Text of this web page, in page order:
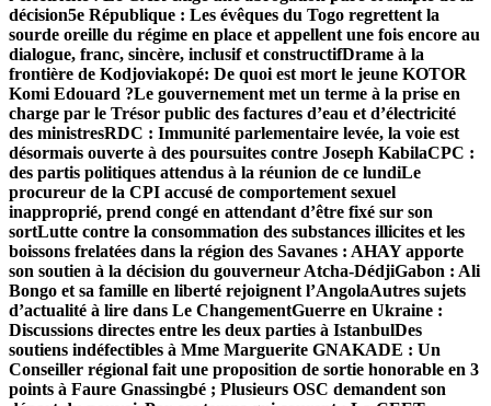
décision5e République : Les évêques du Togo regrettent la
sourde oreille du régime en place et appellent une fois encore au
dialogue, franc, sincère, inclusif et constructifDrame à la
frontière de Kodjoviakopé: De quoi est mort le jeune KOTOR
Komi Edouard ?Le gouvernement met un terme à la prise en
charge par le Trésor public des factures d’eau et d’électricité
des ministresRDC : Immunité parlementaire levée, la voie est
désormais ouverte à des poursuites contre Joseph KabilaCPC :
des partis politiques attendus à la réunion de ce lundiLe
procureur de la CPI accusé de comportement sexuel
inapproprié, prend congé en attendant d’être fixé sur son
sortLutte contre la consommation des substances illicites et les
boissons frelatées dans la région des Savanes : AHAY apporte
son soutien à la décision du gouverneur Atcha-DédjiGabon : Ali
Bongo et sa famille en liberté rejoignent l’AngolaAutres sujets
d’actualité à lire dans Le ChangementGuerre en Ukraine :
Discussions directes entre les deux parties à IstanbulDes
soutiens indéfectibles à Mme Marguerite GNAKADE : Un
Conseiller régional fait une proposition de sortie honorable en 3
points à Faure Gnassingbé ; Plusieurs OSC demandent son